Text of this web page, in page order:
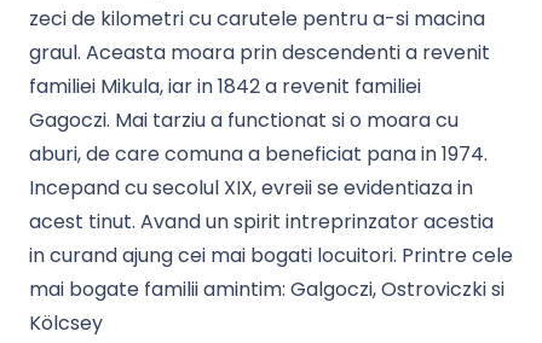
zeci de kilometri cu carutele pentru a-si macina
graul. Aceasta moara prin descendenti a revenit
familiei Mikula, iar in 1842 a revenit familiei
Gagoczi. Mai tarziu a functionat si o moara cu
aburi, de care comuna a beneficiat pana in 1974.
Incepand cu secolul XIX, evreii se evidentiaza in
acest tinut. Avand un spirit intreprinzator acestia
in curand ajung cei mai bogati locuitori. Printre cele
mai bogate familii amintim: Galgoczi, Ostroviczki si
Kölcsey